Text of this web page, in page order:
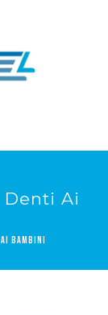
Denti Ai
BAMBINI